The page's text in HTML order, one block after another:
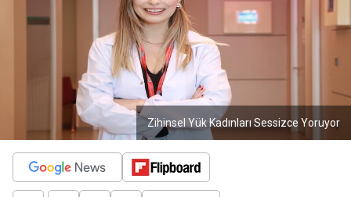
Zihinsel Yük Kadınları Sessizce Yoruyor